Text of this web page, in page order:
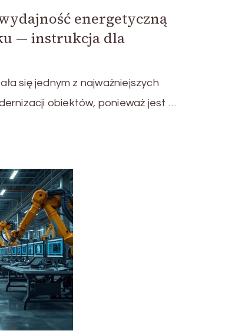
energetyczną
— instrukcja dla
się jednym z najważniejszych
obiektów, ponieważ jest …